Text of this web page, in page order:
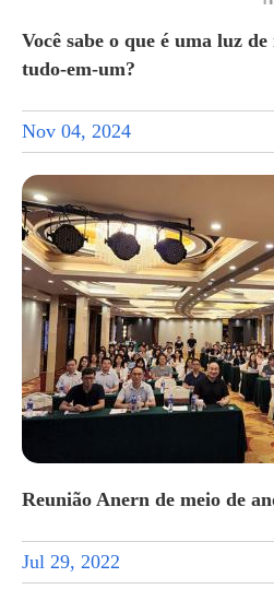
Você sabe o que é uma luz
tudo-em-um?
Nov 04, 2024
Reunião Anern de meio de
Jul 29, 2022